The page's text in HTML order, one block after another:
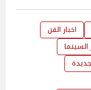
اخبار الفن
السينما